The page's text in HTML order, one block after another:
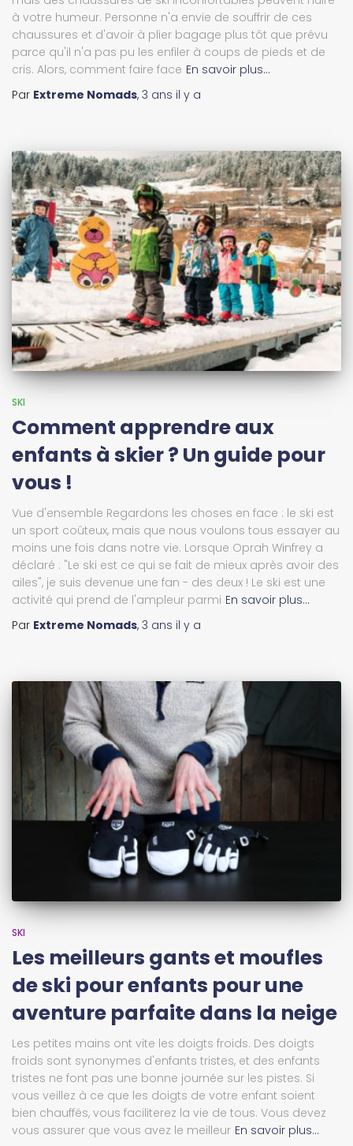
à votre humeur. Personne n'a envie de souffrir de ces
chaussures et d'avoir à plier bagage plus tôt que prévu
parce qu'il n'a pas pu les enfiler à coups de pieds et de
cris. Alors, comment faire face En savoir plus…
Par Extreme Nomads, 3 ans il y a
SKI
Comment apprendre aux
enfants à skier ? Un guide pour
vous !
Vue d'ensemble Regardons les choses en face : le ski est
un sport coûteux, mais que nous voulons tous essayer au
moins une fois dans notre vie. Lorsque Oprah Winfrey a
déclaré : "Le ski est ce qui se fait de mieux après avoir des
ailes", je suis devenue une fan - des deux ! Le ski est une
activité qui prend de l'ampleur parmi En savoir plus…
Par Extreme Nomads, 3 ans il y a
SKI
Les meilleurs gants et moufles
de ski pour enfants pour une
aventure parfaite dans la neige
Les petites mains ont vite les doigts froids. Des doigts
froids sont synonymes d'enfants tristes, et des enfants
tristes ne font pas une bonne journée sur les pistes. Si
vous veillez à ce que les doigts de votre enfant soient
bien chauffés, vous faciliterez la vie de tous. Vous devez
vous assurer que vous avez le meilleur En savoir plus…